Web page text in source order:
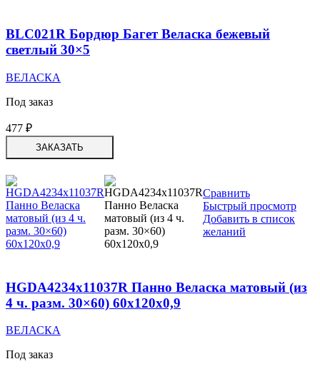
BLC021R Бордюр Багет Веласка бежевый
светлый 30×5
ВЕЛАСКА
Под заказ
477 ₽
ЗАКАЗАТЬ
Сравнить
Быстрый просмотр
Добавить в список
желаний
HGDA4234x11037R Панно Веласка матовый (из
4 ч. разм. 30×60) 60x120x0,9
ВЕЛАСКА
Под заказ